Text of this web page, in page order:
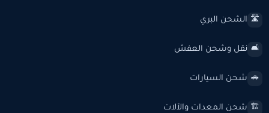
🛣️ الشحن البري
🛋️ نقل وشحن العفش
🚗 شحن السيارات
🏗️ شحن المعدات والآلات